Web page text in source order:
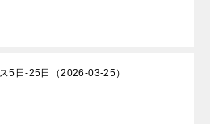
5日-25日（2026-03-25）